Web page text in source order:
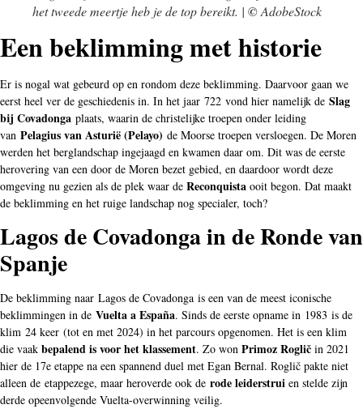
het tweede meertje heb je de top bereikt. | ©AdobeStock
Een beklimming met historie
Er is nogal wat gebeurd op en rondom deze beklimming. Daarvoor gaan we
eerst heel ver de geschiedenis in. In het jaar 722 vond hier namelijk de Slag
bij Covadonga plaats, waarin de christelijke troepen onder leiding
van Pelagius van Asturië (Pelayo) de Moorse troepen versloegen. De Moren
werden het berglandschap ingejaagd en kwamen daar om. Dit was de eerste
herovering van een door de Moren bezet gebied, en daardoor wordt deze
omgeving nu gezien als de plek waar de Reconquista ooit begon. Dat maakt
de beklimming en het ruige landschap nog specialer, toch?
Lagos de Covadonga in de Ronde van
Spanje
De beklimming naar Lagos de Covadonga is een van de meest iconische
beklimmingen in de Vuelta a España. Sinds de eerste opname in 1983 is de
klim 24 keer (tot en met 2024) in het parcours opgenomen. Het is een klim
die vaak bepalend is voor het klassement. Zo won Primoz Roglič in 2021
hier de 17e etappe na een spannend duel met Egan Bernal. Roglič pakte niet
alleen de etappezege, maar heroverde ook de rode leiderstrui en stelde zijn
derde opeenvolgende Vuelta-overwinning veilig.